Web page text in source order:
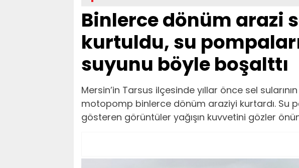
Binlerce dönüm arazi
kurtuldu, su
suyunu böyle boşalttı
Mersin’in Tarsus ilçesinde yıllar önce sel
motopomp binlerce dönüm araziyi kurtardı. Su
gösteren görüntüler yağışın kuvvetini gözler